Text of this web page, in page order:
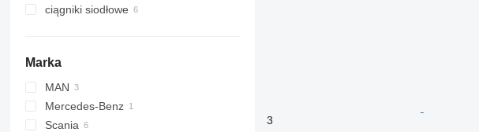
ciągniki siodłowe
Marka
MAN
TGS
Mercedes-Benz
Scania
3